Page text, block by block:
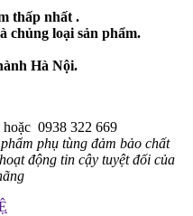
thấp nhất .
chủng loại sản phẩm.
Hà Nội.
0938 322 669
phụ tùng đảm bảo chất
động tin cậy tuyệt đối của